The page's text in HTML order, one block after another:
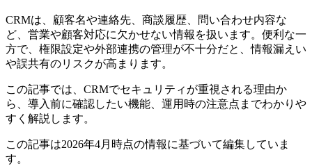
CRMは、顧客名や連絡先、商談履歴、問い合わせ内容な
ど、営業や顧客対応に欠かせない情報を扱います。便利な一
方で、権限設定や外部連携の管理が不十分だと、情報漏えい
や誤共有のリスクが高まります。
この記事では、CRMでセキュリティが重視される理由か
ら、導入前に確認したい機能、運用時の注意点までわかりや
すく解説します。
この記事は2026年4月時点の情報に基づいて編集していま
す。